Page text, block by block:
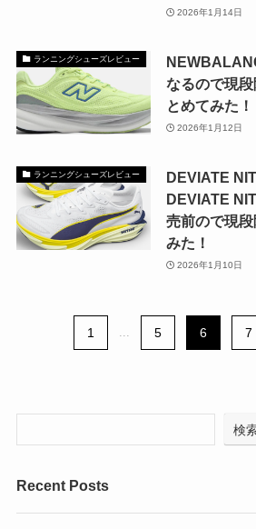
2026年1月14日
ランニングシューズレビュー
なるので現
とめてみた！
2026年1月12日
ランニングシューズレビュー
DEVIATE
DEVIATE
売前ので現
みた！
2026年1月10日
1 5 6 7
検
Recent Posts